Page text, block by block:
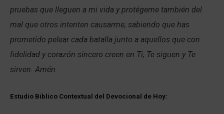
pruebas que lleguen a mi vida y protégeme también del
mal que otros intenten causarme; sabiendo que has
prometido pelear cada batalla junto a aquellos que con
fidelidad y corazón sincero creen en Ti, Te siguen y Te
sirven. Amén.
Estudio Bíblico Contextual del Devocional de Hoy: